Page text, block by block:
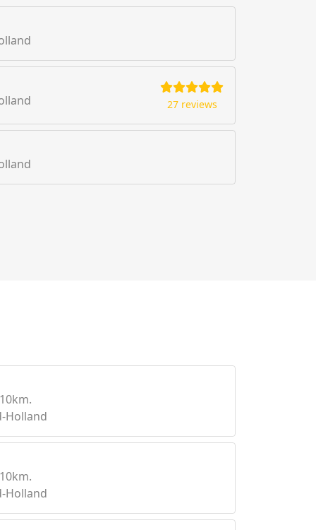
27 reviews
Holland
Holland